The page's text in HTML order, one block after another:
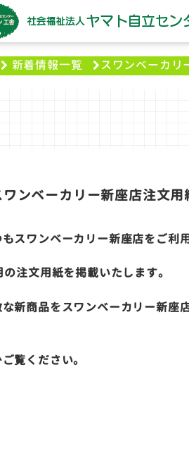
新着情報一覧 スワンベーカリ
ワンベーカリー新座店注文用
もスワンベーカリー新座店をご利
の注文用紙を掲載いたします。
な新商品をスワンベーカリー新座
覧ください。